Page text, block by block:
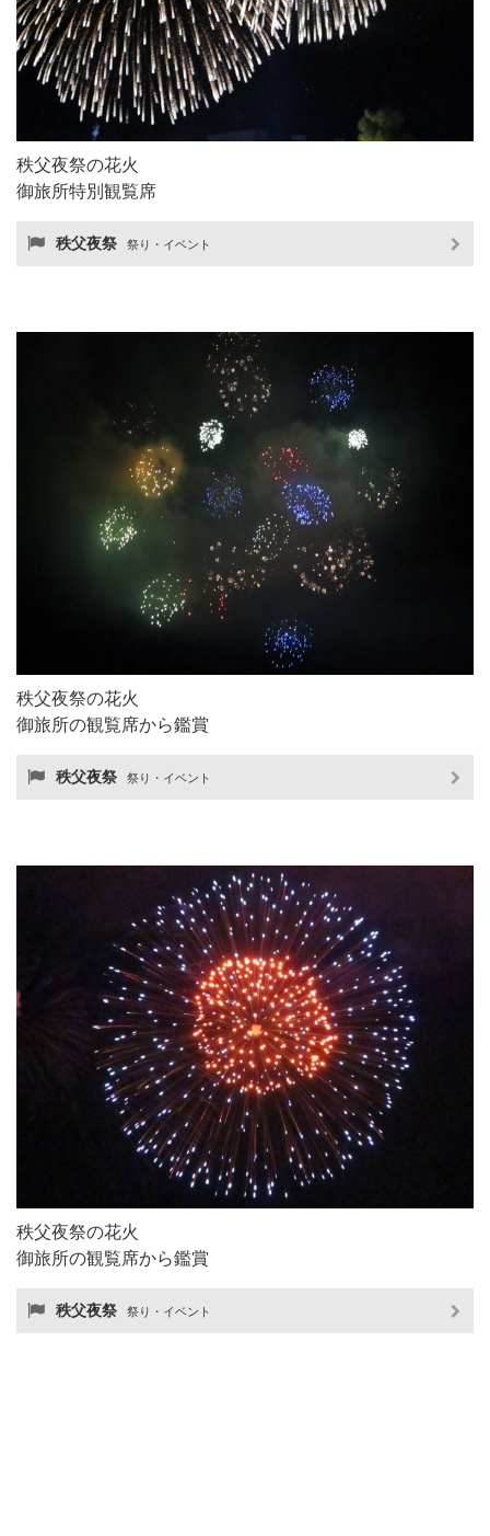
秩父夜祭の花火
御旅所特別観覧席
秩父夜祭 祭り・イベント
秩父夜祭の花火
御旅所の観覧席から鑑賞
秩父夜祭 祭り・イベント
秩父夜祭の花火
御旅所の観覧席から鑑賞
秩父夜祭 祭り・イベント